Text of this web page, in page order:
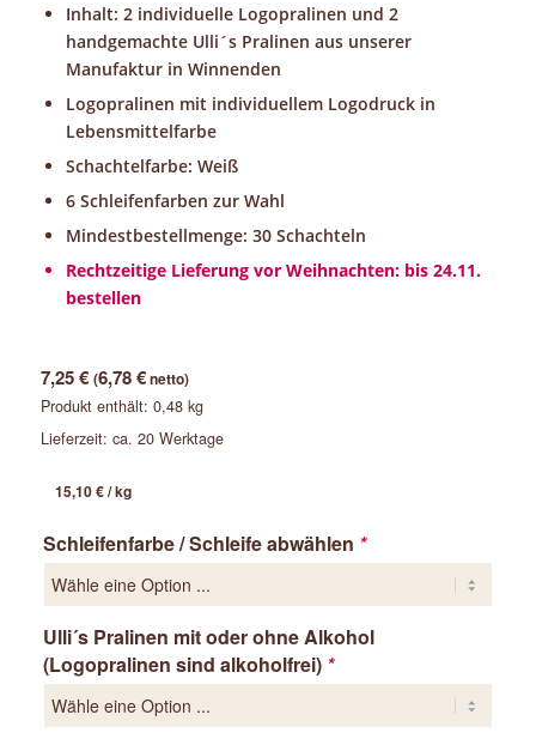
Inhalt: 2 individuelle Logopralinen und 2
handgemachte Ulli´s Pralinen aus unserer
Manufaktur in Winnenden
Logopralinen mit individuellem Logodruck in
Lebensmittelfarbe
Schachtelfarbe: Weiß
6 Schleifenfarben zur Wahl
Mindestbestellmenge: 30 Schachteln
Rechtzeitige Lieferung vor Weihnachten: bis 24.11.
bestellen
7,25€ (6,78€netto)
Produkt enthält: 0,48 kg
Lieferzeit: ca. 20 Werktage
15,10€/kg
Schleifenfarbe / Schleife abwählen *
Ulli´s Pralinen mit oder ohne Alkohol
(Logopralinen sind alkoholfrei) *